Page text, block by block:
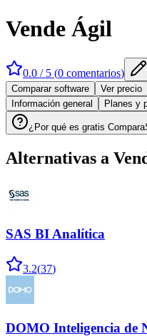
Vende Ágil
0.0 / 5 (0 comentarios)
Comparar software
Ver precio
Información general
Planes y
¿Por qué es gratis
Alternativas a
SAS BI Analítica
3.2(37)
DOMO Inteligencia de